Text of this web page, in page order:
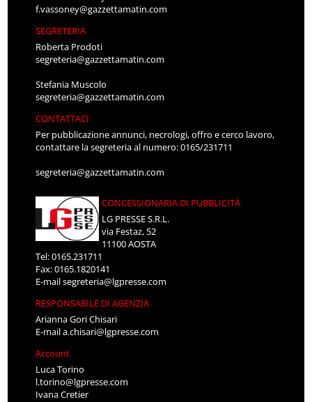
f.vassoney@gazzettamatin.com
SEGRETERIA
Roberta Prodoti
segreteria@gazzettamatin.com
Stefania Muscolo
segreteria@gazzettamatin.com
CONTATTACI
Per pubblicazione annunci, necrologi, offro e cerco lavoro,
contattare la segreteria al numero: 0165/231711
segreteria@gazzettamatin.com
CONCESSIONARIA DI PUBBLICITÀ
LG PRESSE S.R.L.
via Festaz, 52
11100 AOSTA
Tel: 0165.231711
Fax: 0165.1820141
E-mailsegreteria@lgpresse.com
RESPONSABILE DI AGENZIA
Arianna Gori Chisari
E-maila.chisari@lgpresse.com
Account
Luca Torino
l.torino@lgpresse.com
Ivana Cretier